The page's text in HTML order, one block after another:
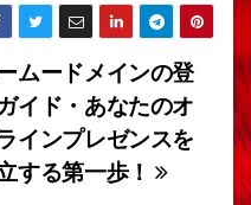
ムードメインの登
イド・あなたのオ
インプレゼンスを
する第一歩！